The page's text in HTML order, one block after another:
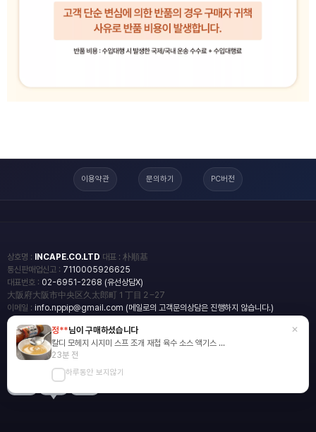
이용약관 문의하기 PC버전
상호명 : INCAPE.CO.LTD 대표 : 朴順基
통신판매업신고 : 7110005926625
대표번호 : 02-6951-2268 (유선상담X)
大阪府大阪市中央区久太郎町１丁目２−27
이메일 : info.nppip@gmail.com (메일로의 고객문의상담은 진행하지 않습니다.)
copyright
일본직구쇼핑몰 엔핍
2018 All rights reserved.
blog
정**님이 구매하셨습니다
칼디 모헤지 시지미 스프 조개 재첩 육수 소스 액기스 ...
23분 전
하루동안 보지않기
×